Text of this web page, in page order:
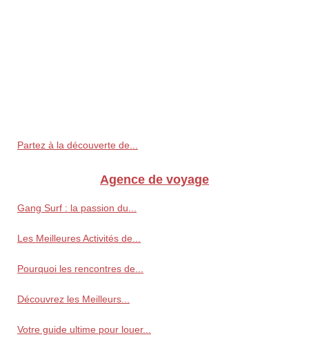
Partez à la découverte de...
Agence de voyage
Gang Surf : la passion du...
Les Meilleures Activités de...
Pourquoi les rencontres de...
Découvrez les Meilleurs...
Votre guide ultime pour louer...